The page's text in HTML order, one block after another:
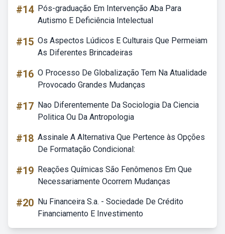
#14 Pós-graduação Em Intervenção Aba Para
Autismo E Deficiência Intelectual
#15 Os Aspectos Lúdicos E Culturais Que Permeiam
As Diferentes Brincadeiras
#16 O Processo De Globalização Tem Na Atualidade
Provocado Grandes Mudanças
#17 Nao Diferentemente Da Sociologia Da Ciencia
Politica Ou Da Antropologia
#18 Assinale A Alternativa Que Pertence às Opções
De Formatação Condicional:
#19 Reações Químicas São Fenômenos Em Que
Necessariamente Ocorrem Mudanças
#20 Nu Financeira S.a. - Sociedade De Crédito
Financiamento E Investimento